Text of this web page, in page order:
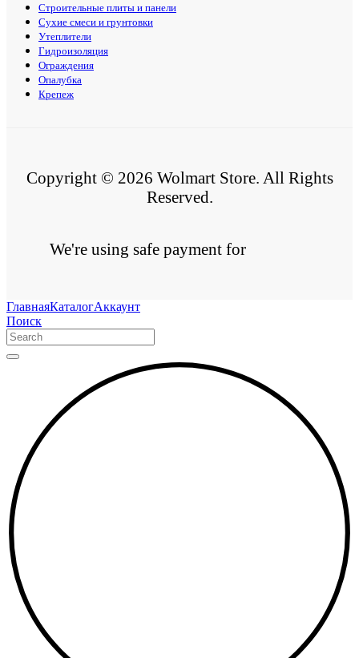
Строительные плиты и панели
Сухие смеси и грунтовки
Утеплители
Гидроизоляция
Ограждения
Опалубка
Крепеж
Copyright © 2026 Wolmart Store. All Rights
Reserved.
We're using safe payment for
ГлавнаяКаталогАккаунт
Поиск